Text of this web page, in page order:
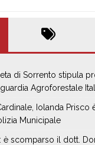
di Sorrento stipula
Agroforestale
Iolanda Prisco
Municipale
è scomparso il dott.